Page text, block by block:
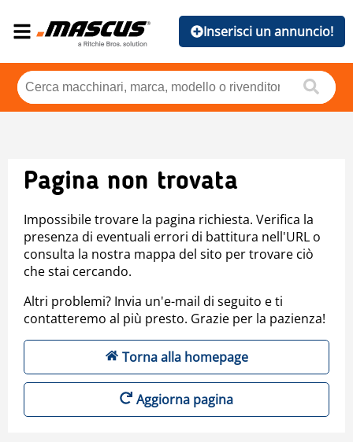
Inserisci un annuncio!
Pagina non trovata
Impossibile trovare la pagina richiesta. Verifica la
presenza di eventuali errori di battitura nell'URL o
consulta la nostra mappa del sito per trovare ciò
che stai cercando.
Altri problemi? Invia un'e-mail di seguito e ti
contatteremo al più presto. Grazie per la pazienza!
Torna alla homepage
Aggiorna pagina